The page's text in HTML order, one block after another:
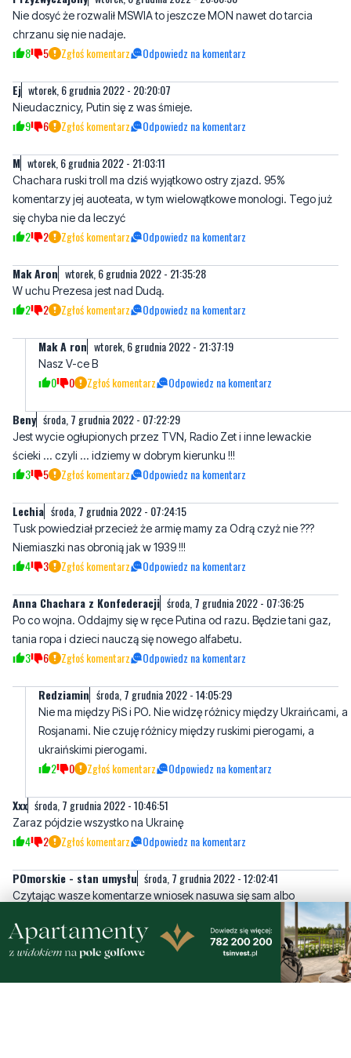
Nie dosyć że rozwalił MSWIA to jeszcze MON nawet do tarcia
chrzanu się nie nadaje.
8 5 Zgłoś komentarz Odpowiedz na komentarz
Ej wtorek, 6 grudnia 2022 - 20:20:07
Nieudacznicy, Putin się z was śmieje.
9 6 Zgłoś komentarz Odpowiedz na komentarz
M wtorek, 6 grudnia 2022 - 21:03:11
Chachara ruski troll ma dziś wyjątkowo ostry zjazd. 95%
komentarzy jej auoteata, w tym wielowątkowe monologi. Tego już
się chyba nie da leczyć
2 2 Zgłoś komentarz Odpowiedz na komentarz
Mak Aron wtorek, 6 grudnia 2022 - 21:35:28
W uchu Prezesa jest nad Dudą.
2 2 Zgłoś komentarz Odpowiedz na komentarz
Mak A ron wtorek, 6 grudnia 2022 - 21:37:19
Nasz V-ce B
0 0 Zgłoś komentarz Odpowiedz na komentarz
Beny środa, 7 grudnia 2022 - 07:22:29
Jest wycie ogłupionych przez TVN, Radio Zet i inne lewackie
ścieki ... czyli ... idziemy w dobrym kierunku !!!
3 5 Zgłoś komentarz Odpowiedz na komentarz
Lechia środa, 7 grudnia 2022 - 07:24:15
Tusk powiedział przecież że armię mamy za Odrą czyż nie ???
Niemiaszki nas obronią jak w 1939 !!!
4 3 Zgłoś komentarz Odpowiedz na komentarz
Anna Chachara z Konfederacji środa, 7 grudnia 2022 - 07:36:25
Po co wojna. Oddajmy się w ręce Putina od razu. Będzie tani gaz,
tania ropa i dzieci nauczą się nowego alfabetu.
3 6 Zgłoś komentarz Odpowiedz na komentarz
Redziamin środa, 7 grudnia 2022 - 14:05:29
Nie ma między PiS i PO. Nie widzę różnicy między Ukraińcami, a
Rosjanami. Nie czuję różnicy między ruskimi pierogami, a
ukraińskimi pierogami.
2 0 Zgłoś komentarz Odpowiedz na komentarz
Xxx środa, 7 grudnia 2022 - 10:46:51
Zaraz pójdzie wszystko na Ukrainę
4 2 Zgłoś komentarz Odpowiedz na komentarz
POmorskie - stan umysłu środa, 7 grudnia 2022 - 12:02:41
Czytając wasze komentarze wniosek nasuwa się sam albo
1 1 Zgłoś komentarz Odpowiedz na komentarz
eeeeyyyyyyy auuuuuuu undo undo wrrrrr rrrrrrrr undo wrrrrrr